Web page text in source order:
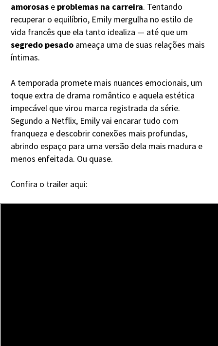
amorosas e problemas na carreira. Tentando
recuperar o equilíbrio, Emily mergulha no estilo de
vida francês que ela tanto idealiza — até que um
segredo pesado ameaça uma de suas relações mais
íntimas.
A temporada promete mais nuances emocionais, um
toque extra de drama romântico e aquela estética
impecável que virou marca registrada da série.
Segundo a Netflix, Emily vai encarar tudo com
franqueza e descobrir conexões mais profundas,
abrindo espaço para uma versão dela mais madura e
menos enfeitada. Ou quase.
Confira o trailer aqui: